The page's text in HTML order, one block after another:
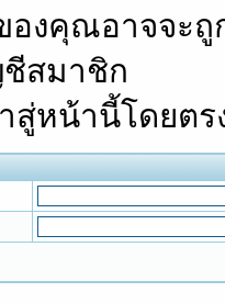
งคุณอาจจะถู
สมาชิก
สู่หน้านี้โดยต